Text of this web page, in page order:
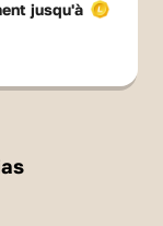
jusqu'à